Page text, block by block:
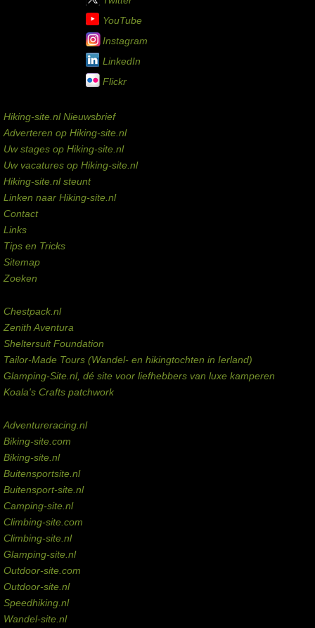
YouTube
Instagram
LinkedIn
Flickr
Hiking-site.nl Nieuwsbrief
Adverteren op Hiking-site.nl
Uw stages op Hiking-site.nl
Uw vacatures op Hiking-site.nl
Hiking-site.nl steunt
Linken naar Hiking-site.nl
Contact
Links
Tips en Tricks
Sitemap
Zoeken
Chestpack.nl
Zenith Aventura
Sheltersuit Foundation
Tailor-Made Tours (Wandel- en hikingtochten in Ierland)
Glamping-Site.nl, dé site voor liefhebbers van luxe kamperen
Koala's Crafts patchwork
Adventureracing.nl
Biking-site.com
Biking-site.nl
Buitensportsite.nl
Buitensport-site.nl
Camping-site.nl
Climbing-site.com
Climbing-site.nl
Glamping-site.nl
Outdoor-site.com
Outdoor-site.nl
Speedhiking.nl
Wandel-site.nl